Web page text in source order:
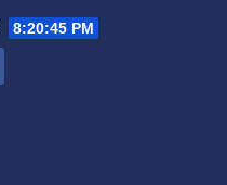
8:20:46 PM